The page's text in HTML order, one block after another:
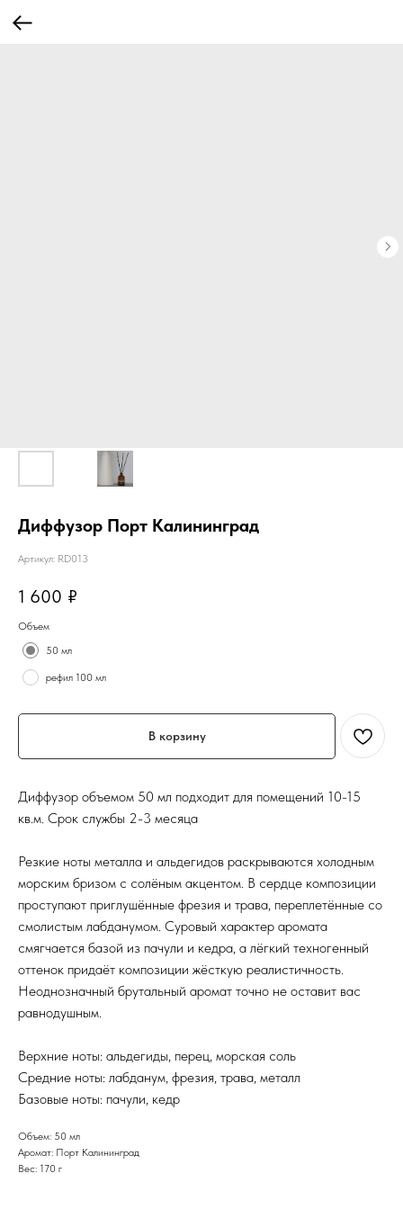
Диффузор Порт Калининград
Артикул: RD013
1 600 ₽
Объем
50 мл
рефил 100 мл
В корзину
Диффузор объемом 50 мл подходит для помещений 10-15
кв.м. Срок службы 2-3 месяца
Резкие ноты металла и альдегидов раскрываются холодным
морским бризом с солёным акцентом. В сердце композиции
проступают приглушённые фрезия и трава, переплетённые со
смолистым лабданумом. Суровый характер аромата
смягчается базой из пачули и кедра, а лёгкий техногенный
оттенок придаёт композиции жёсткую реалистичность.
Неоднозначный брутальный аромат точно не оставит вас
равнодушным.
Верхние ноты: альдегиды, перец, морская соль
Средние ноты: лабданум, фрезия, трава, металл
Базовые ноты: пачули, кедр
Объем: 50 мл
Аромат: Порт Калининград
Вес: 170 г